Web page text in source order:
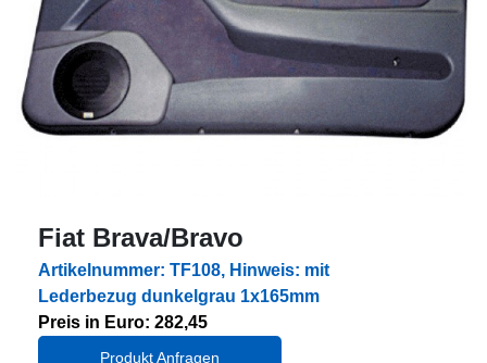
Fiat Brava/Bravo
Artikelnummer: TF108, Hinweis: mit
Lederbezug dunkelgrau 1x165mm
Preis in Euro: 282,45
Produkt Anfragen